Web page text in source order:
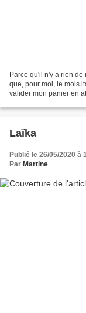
Parce qu'il n'y a rien
que, pour moi, le mois
valider mon panier en
Laïka
Publié le 26/05/2020 à
Par Martine